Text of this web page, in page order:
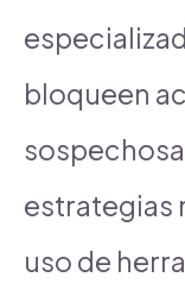
bloqueen
estrategias
uso de